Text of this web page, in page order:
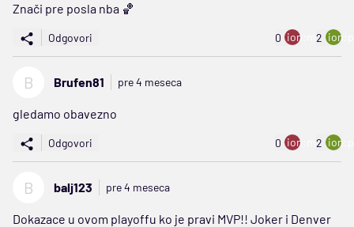
Znači pre posla nba 🏀
Odgovori 0 ion:minus
2
B Brufen81 pre 4 meseca
gledamo obavezno
Odgovori 0 ion:minus
2
B balj123 pre 4 meseca
Dokazace u ovom playoffu ko je pravi MVP!! Joker i Denver